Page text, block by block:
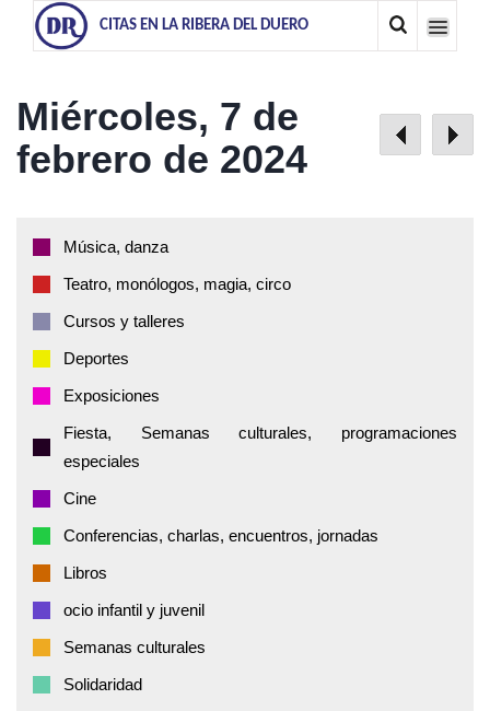
CITAS EN LA RIBERA DEL DUERO
Miércoles, 7 de
febrero de 2024
Música, danza
Teatro, monólogos, magia, circo
Cursos y talleres
Deportes
Exposiciones
Fiesta, Semanas culturales, programaciones
especiales
Cine
Conferencias, charlas, encuentros, jornadas
Libros
ocio infantil y juvenil
Semanas culturales
Solidaridad